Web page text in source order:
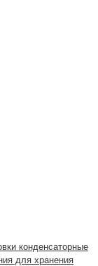
конденсаторные
для хранения